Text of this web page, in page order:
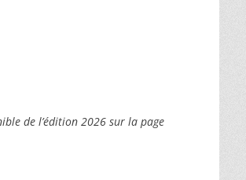
de l’édition 2026 sur la page